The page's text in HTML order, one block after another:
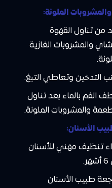
الملونة:
من تناول القهوة
والمشروبات الغازية
التدخين وتعاطي التبغ.
الفم بالماء بعد تناول
والمشروبات الملونة.
الأسنان:
تنظيف مهني للأسنان
طبيب الأسنان